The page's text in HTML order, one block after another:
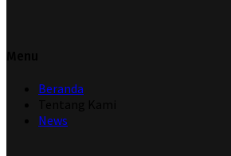
Beranda
News